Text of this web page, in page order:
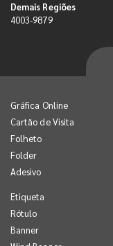
Demais Regiões
4003-9879
Gráfica Online
Cartão de Visita
Folheto
Folder
Adesivo
Etiqueta
Rótulo
Banner